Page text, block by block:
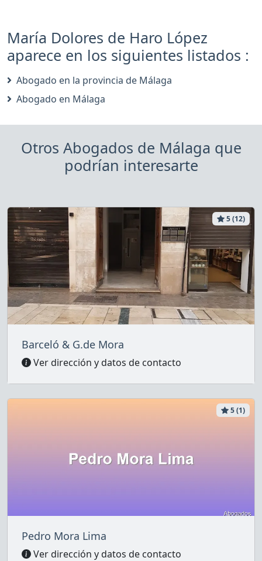
María Dolores de Haro López
aparece en los siguientes listados :
Abogado en la provincia de Málaga
Abogado en Málaga
Otros Abogados de Málaga que
podrían interesarte
5 (12)
Barceló & G.de Mora
Ver dirección y datos de contacto
5 (1)
Pedro Mora Lima
Ver dirección y datos de contacto